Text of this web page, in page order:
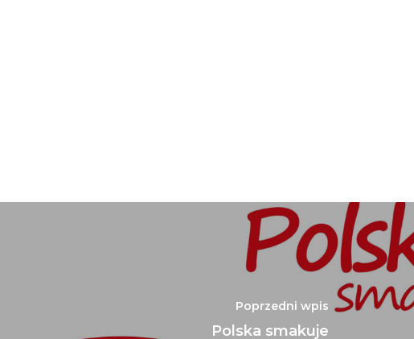
Poprzedni wpis
Polska smakuje